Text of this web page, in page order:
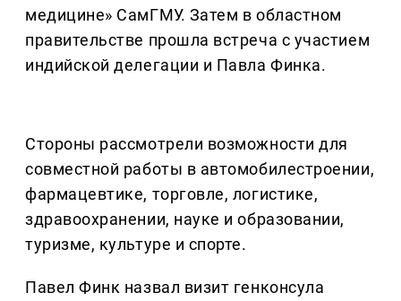
медицине» СамГМУ. Затем в областном
правительстве прошла встреча с участием
индийской делегации и Павла Финка.
Стороны рассмотрели возможности для
совместной работы в автомобилестроении,
фармацевтике, торговле, логистике,
здравоохранении, науке и образовании,
туризме, культуре и спорте.
Павел Финк назвал визит генконсула